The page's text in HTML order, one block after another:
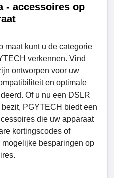
- accessoires op
maat kunt u de categorie
verkennen. Vind
ontworpen voor uw
en optimale
Of u nu een DSLR
PGYTECH biedt een
die uw apparaat
kortingscodes of
besparingen op